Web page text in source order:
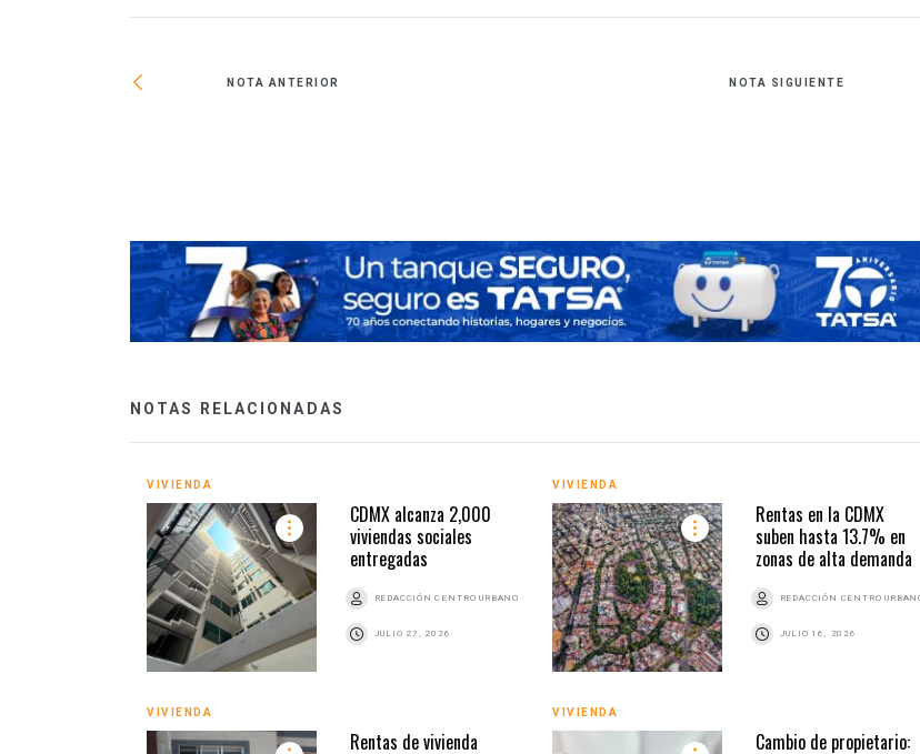
NOTA ANTERIOR NOTA SIGUIENTE
NOTAS RELACIONADAS
VIVIENDA
CDMX alcanza 2,000
viviendas sociales
entregadas
REDACCIÓN CENTRO URBANO
JULIO 27, 2026
VIVIENDA
Rentas en la CDMX
suben hasta 13.7% en
zonas de alta demanda
REDACCIÓN CENTRO
JULIO 16, 2026
VIVIENDA
Rentas de vivienda
VIVIENDA
Cambio de propietario: